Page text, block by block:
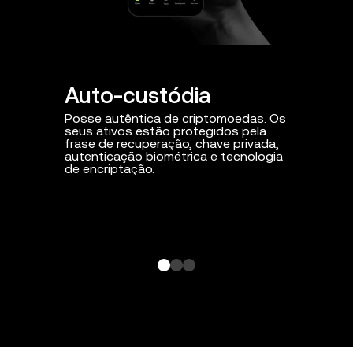
Auto-custódia
Posse autêntica de criptomoedas. Os
seus ativos estão protegidos pela
frase de recuperação, chave privada,
autenticação biométrica e tecnologia
de encriptação.